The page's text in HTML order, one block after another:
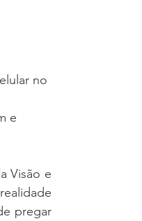
no
e
Visão e
pregar